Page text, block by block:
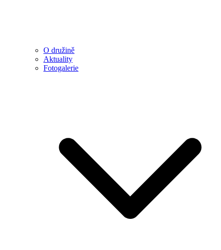
O družině
Aktuality
Fotogalerie